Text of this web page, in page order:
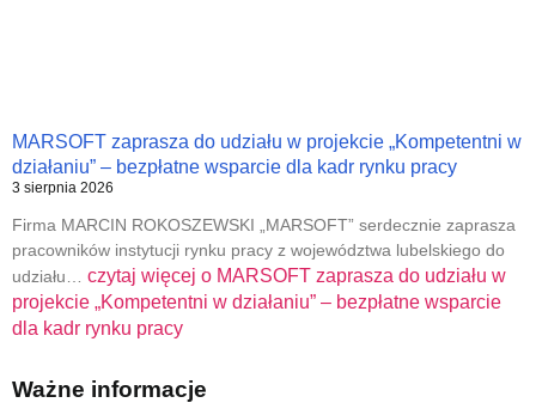
MARSOFT zaprasza do udziału w projekcie „Kompetentni w
działaniu” – bezpłatne wsparcie dla kadr rynku pracy
3 sierpnia 2026
Firma MARCIN ROKOSZEWSKI „MARSOFT” serdecznie zaprasza
pracowników instytucji rynku pracy z województwa lubelskiego do
udziału… czytaj więcej o MARSOFT zaprasza do udziału w
projekcie „Kompetentni w działaniu” – bezpłatne wsparcie
dla kadr rynku pracy
Ważne informacje